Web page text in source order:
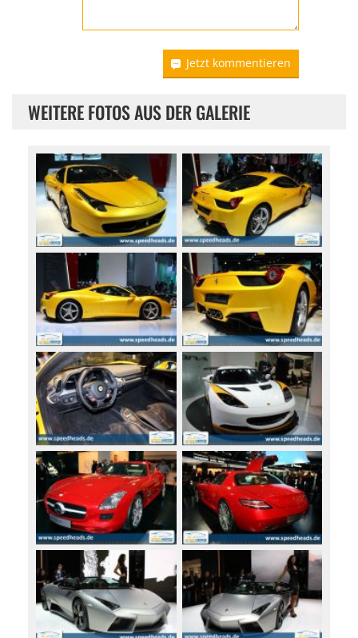
Jetzt kommentieren
WEITERE FOTOS AUS DER GALERIE